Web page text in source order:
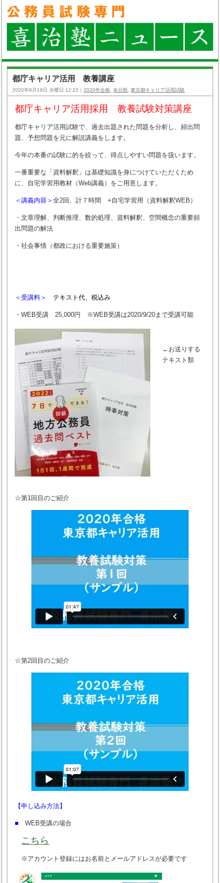
都庁キャリア活用 教養講座
2020年8月19日 水曜日 12:22｜2020年合格,未分類,東京都キャリア活用試験
都庁キャリア活用採用 教養試験対策講座
都庁キャリア活用試験で、過去出題された問題を分析し、頻出問
題、予想問題を元に解説講義をします。
今年の本番の試験に的を絞って、得点しやすい問題を扱います。
一番重要な「資料解釈」は基礎知識を身につけていただくため
に、自宅学習用教材（Web講義）をご用意します。
＜講義内容＞全2回、計７時間 +自宅学習用（資料解釈WEB）
・文章理解、判断推理、数的処理、資料解釈、空間概念の重要頻
出問題の解法
・社会事情（都政における重要施策）
＜受講料＞ テキスト代、税込み
・WEB受講 25,000円 ※WEB受講は2020/9/20まで受講可能
←お送りする
テキスト類
☆第1回目のご紹介
☆第2回目のご紹介
【申し込み方法】
■ WEB受講の場合
こちら
※アカウント登録にはお名前とメールアドレスが必要です